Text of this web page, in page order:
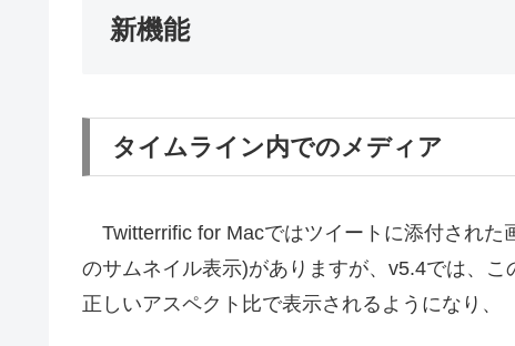
新機能
タイムライン内でのメディア
Twitterrific for Macではツイートに添付された
のサムネイル表示)がありますが、v5.4では、
正しいアスペクト比で表示されるようになり、